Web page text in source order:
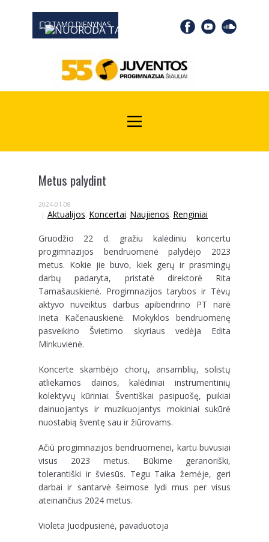
TAMO DIENYNAS
0667 19366
Metus palydint
2024-01-08
Aktualijos, Koncertai, Naujienos, Renginiai
Gruodžio 22 d. gražiu kalėdiniu koncertu
progimnazijos bendruomenė palydėjo 2023
metus. Kokie jie buvo, kiek gerų ir prasmingų
darbų padaryta, pristatė direktorė Rita
Tamašauskienė. Progimnazijos tarybos ir Tėvų
aktyvo nuveiktus darbus apibendrino PT narė
Ineta Kačenauskienė. Mokyklos bendruomenę
pasveikino Švietimo skyriaus vedėja Edita
Minkuvienė.
Koncerte skambėjo chorų, ansamblių, solistų
atliekamos dainos, kalėdiniai instrumentinių
kolektyvų kūriniai. Šventiškai pasipuošę, puikiai
dainuojantys ir muzikuojantys mokiniai sukūrė
nuostabią šventę sau ir žiūrovams.
Ačiū progimnazijos bendruomenei, kartu buvusiai
visus 2023 metus. Būkime geranoriški,
tolerantiški ir šviesūs. Tegu Taika žemėje, geri
darbai ir santarvė šeimose lydi mus per visus
ateinančius 2024 metus.
Violeta Juodpusienė, pavaduotoja